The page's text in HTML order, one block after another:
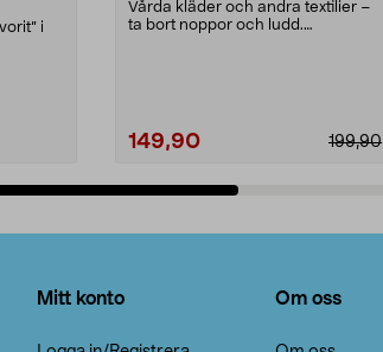
i
Vårda kläder och andra textilier –
ta bort noppor och ludd.
199,90
149,90
Mitt konto Om oss